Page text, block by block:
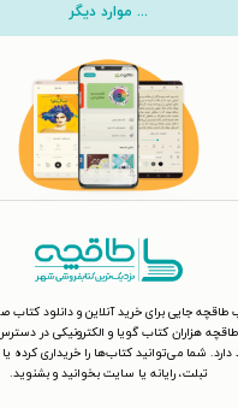
... موارد دیگر
طاقچه جایی برای خرید آنلاین و دانلود کتاب
هزاران کتاب گویا و الکترونیکی در
شما می‌توانید کتاب‌ها را خریداری کرده یا
تبلت، رایانه یا سایت بخوانید و بشنوید.